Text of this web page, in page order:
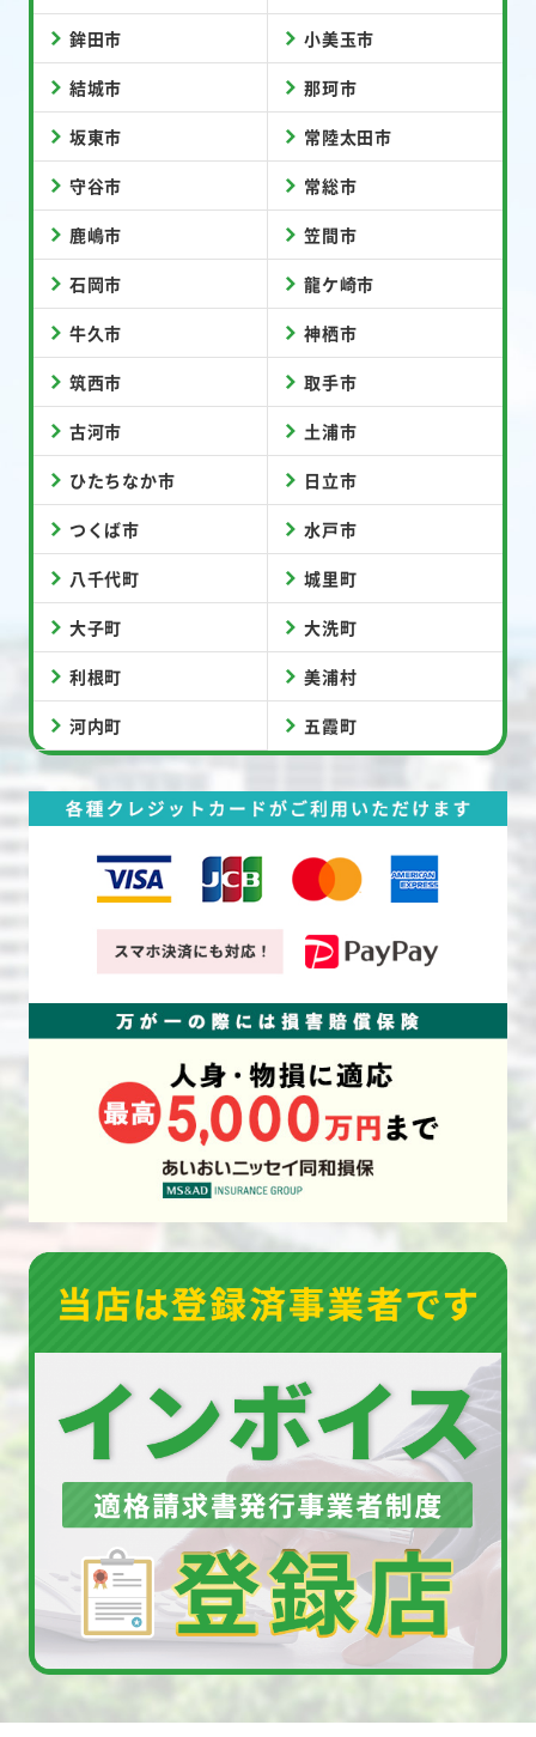
鉾田市 小美玉市
結城市 那珂市
坂東市 常陸太田市
守谷市 常総市
鹿嶋市 笠間市
石岡市 龍ケ崎市
牛久市 神栖市
筑西市 取手市
古河市 土浦市
ひたちなか市 日立市
つくば市 水戸市
八千代町 城里町
大子町 大洗町
利根町 美浦村
河内町 五霞町